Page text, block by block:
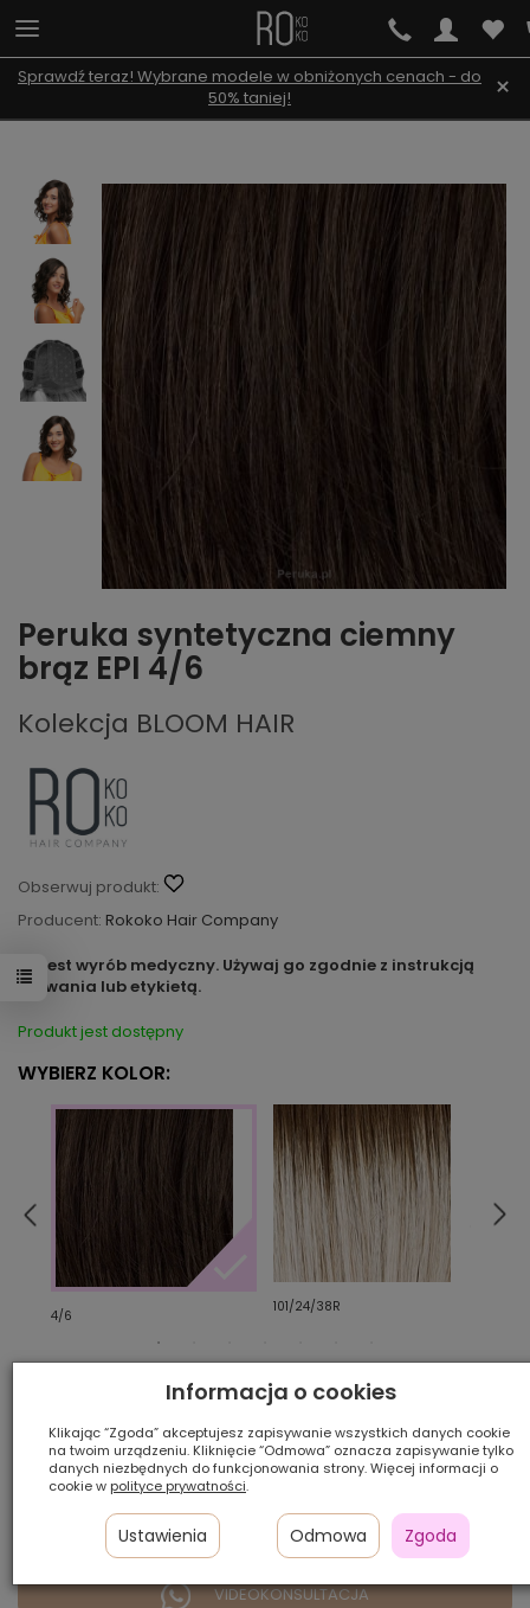
Sprawdź teraz! Wybrane modele w obniżonych cenach - do
50% taniej!
×
Peruka syntetyczna ciemny
brąz EPI 4/6
Kolekcja BLOOM HAIR
Obserwuj produkt:
Producent: Rokoko Hair Company
To jest wyrób medyczny. Używaj go zgodnie z instrukcją
używania lub etykietą.
Produkt jest dostępny
WYBIERZ KOLOR:
4/6
101/24/38R
Ilość szt.:
1 100,00 zł
DODAJ DO KOSZYKA
VIDEOKONSULTACJA
Informacja o cookies
Klikając “Zgoda” akceptujesz zapisywanie wszystkich danych cookie
na twoim urządzeniu. Kliknięcie “Odmowa” oznacza zapisywanie tylko
danych niezbędnych do funkcjonowania strony. Więcej informacji o
cookie w polityce prywatności.
Ustawienia Odmowa Zgoda